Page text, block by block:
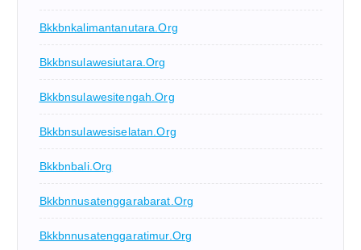
Bkkbnkalimantanutara.org
Bkkbnsulawesiutara.org
Bkkbnsulawesitengah.org
Bkkbnsulawesiselatan.org
Bkkbnbali.org
Bkkbnnusatenggarabarat.org
Bkkbnnusatenggaratimur.org